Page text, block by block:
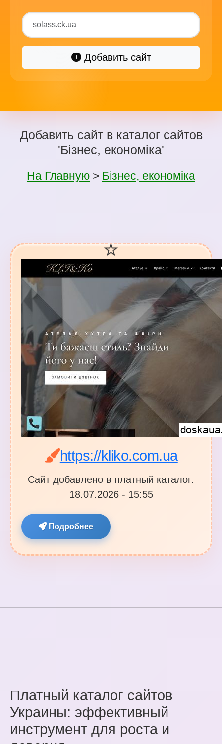
Добавить сайт
Добавить сайт в каталог сайтов
'Бізнес, економіка'
На Главную > Бізнес, економіка
https://kliko.com.ua
Сайт добавлено в платный каталог:
18.07.2026 - 15:55
Подробнее
Платный каталог сайтов
Украины: эффективный
инструмент для роста и